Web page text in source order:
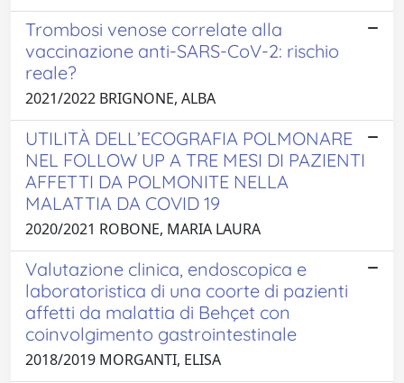
Trombosi venose correlate alla
vaccinazione anti-SARS-CoV-2: rischio
reale?
2021/2022 BRIGNONE, ALBA
UTILITÀ DELL’ECOGRAFIA POLMONARE
NEL FOLLOW UP A TRE MESI DI PAZIENTI
AFFETTI DA POLMONITE NELLA
MALATTIA DA COVID 19
2020/2021 ROBONE, MARIA LAURA
Valutazione clinica, endoscopica e
laboratoristica di una coorte di pazienti
affetti da malattia di Behçet con
coinvolgimento gastrointestinale
2018/2019 MORGANTI, ELISA